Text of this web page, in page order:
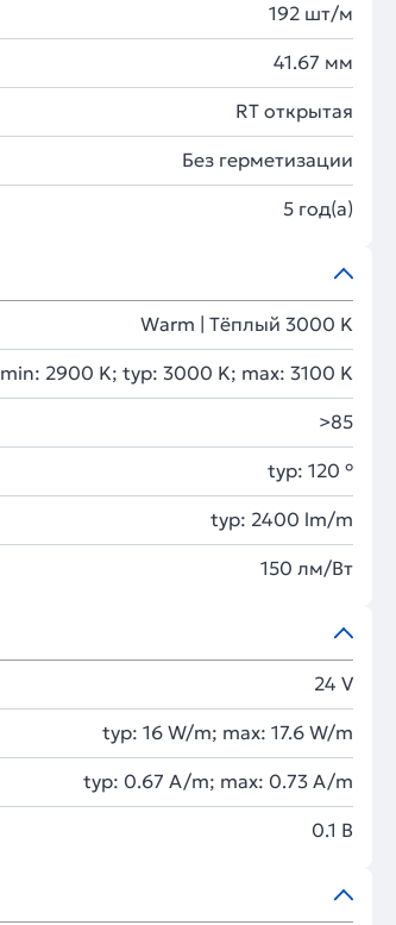
192 шт/м
41.67 мм
RT открытая
Без герметизации
5 год(а)
Warm | Тёплый 3000 K
min: 2900 K; typ: 3000 K; max: 3100 K
>85
typ: 120 °
typ: 2400 lm/m
150 лм/Вт
24 V
typ: 16 W/m; max: 17.6 W/m
typ: 0.67 A/m; max: 0.73 A/m
0.1 В